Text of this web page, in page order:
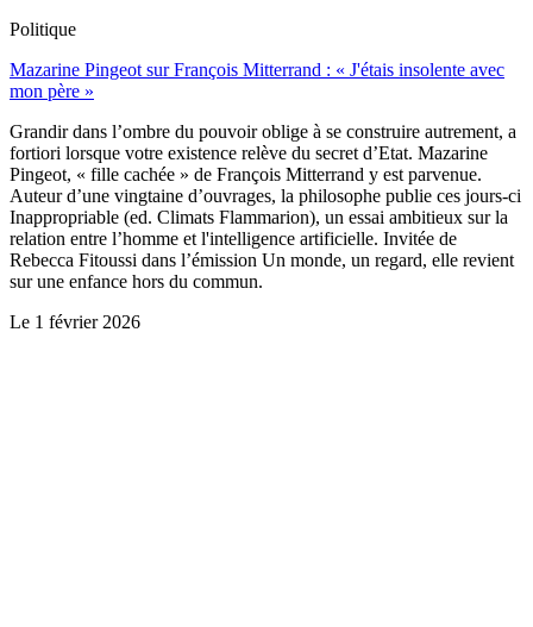
Politique
Mazarine Pingeot sur François Mitterrand : « J'étais insolente avec
mon père »
Grandir dans l’ombre du pouvoir oblige à se construire autrement, a
fortiori lorsque votre existence relève du secret d’Etat. Mazarine
Pingeot, « fille cachée » de François Mitterrand y est parvenue.
Auteur d’une vingtaine d’ouvrages, la philosophe publie ces jours-ci
Inappropriable (ed. Climats Flammarion), un essai ambitieux sur la
relation entre l’homme et l'intelligence artificielle. Invitée de
Rebecca Fitoussi dans l’émission Un monde, un regard, elle revient
sur une enfance hors du commun.
Le 1 février 2026